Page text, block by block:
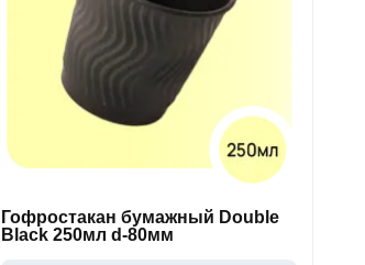
Гофростакан бумажный Double
Black 250мл d-80мм